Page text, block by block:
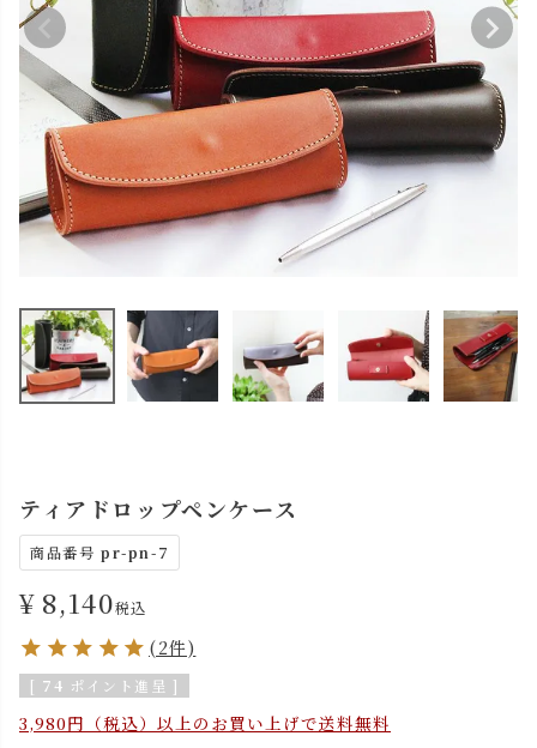
ティアドロップペンケース
商品番号 pr-pn-7
¥ 8,140税込
(2件)
[ 74 ポイント進呈 ]
3,980円（税込）以上のお買い上げで送料無料